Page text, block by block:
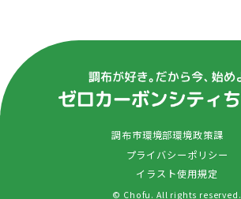
調布市環境部環境政策課
プライバシーポリシー
イラスト使用規定
© Chofu. All rights reserved.